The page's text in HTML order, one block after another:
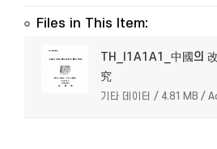
Files in This Item:
TH_I1A1A1_中國의
究
기타 데이터 / 4.81 MB /